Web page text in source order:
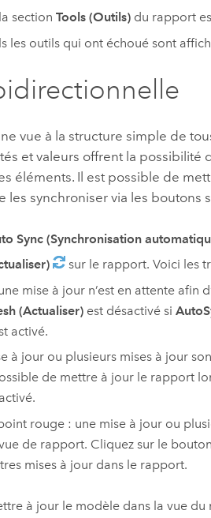
section Tools (Outils)du rapport
les outils qui ont échoué sont
vue à la structure simple de
et valeurs offrent la possibilité
éléments. Il est possible de
synchroniser via les boutons
Sync (Synchronisation
sur le rapport. Voici les
mise à jour n’est en attente afin
(Actualiser)est désactivé si
activé.
à jour ou plusieurs mises à jour
de mettre à jour le rapport
rouge : une mise à jour ou
de rapport. Cliquez sur le bouton
mises à jour dans le rapport.
à jour le modèle dans la vue du